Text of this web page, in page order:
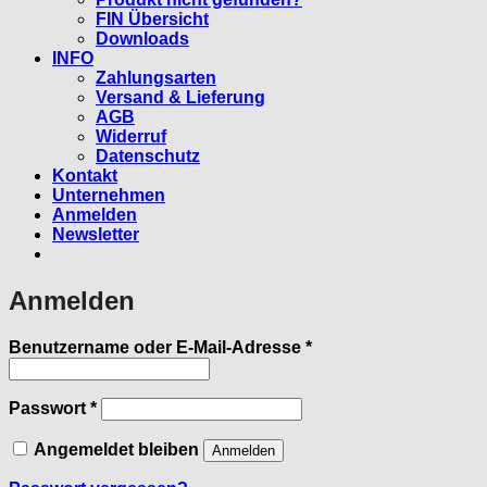
FIN Übersicht
Downloads
INFO
Zahlungsarten
Versand & Lieferung
AGB
Widerruf
Datenschutz
Kontakt
Unternehmen
Anmelden
Newsletter
Anmelden
Benutzername oder E-Mail-Adresse *Erforderlich
Passwort *Erforderlich
Angemeldet bleiben Anmelden